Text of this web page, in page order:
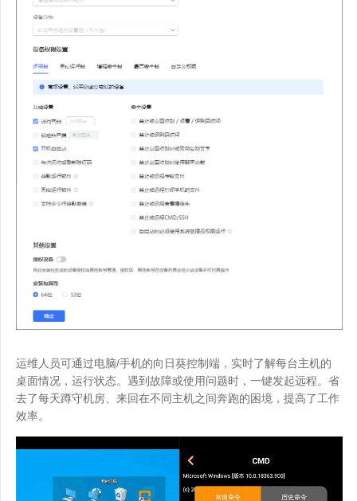
运维人员可通过电脑/手机的向日葵控制端，实时了解每台主机的
桌面情况，运行状态。遇到故障或使用问题时，一键发起远程。省
去了每天蹲守机房、来回在不同主机之间奔跑的困境，提高了工作
效率。